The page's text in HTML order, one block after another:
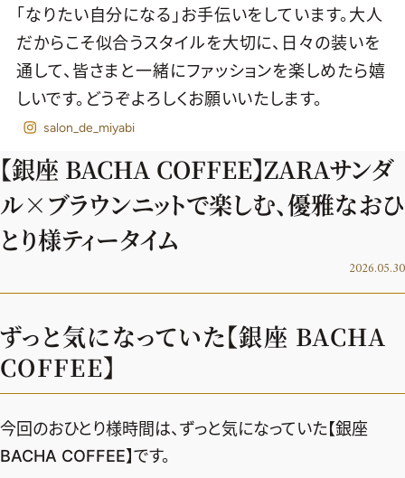
2026年9月号
最新号試し読み
定期購読
SHOPPING
エクラプレミアム通販
売れ筋ランキング
「なりたい自分になる」お手伝いをしています。大人
だからこそ似合うスタイルを大切に、日々の装いを
通して、皆さまと一緒にファッションを楽しめたら嬉
しいです。どうぞよろしくお願いいたします。
salon_de_miyabi
【銀座 BACHA COFFEE】ZARAサンダ
ル×ブラウンニットで楽しむ、優雅なおひ
とり様ティータイム
2026.05.30
ずっと気になっていた【銀座 BACHA
COFFEE】
今回のおひとり様時間は、ずっと気になっていた【銀座
BACHA COFFEE】です。